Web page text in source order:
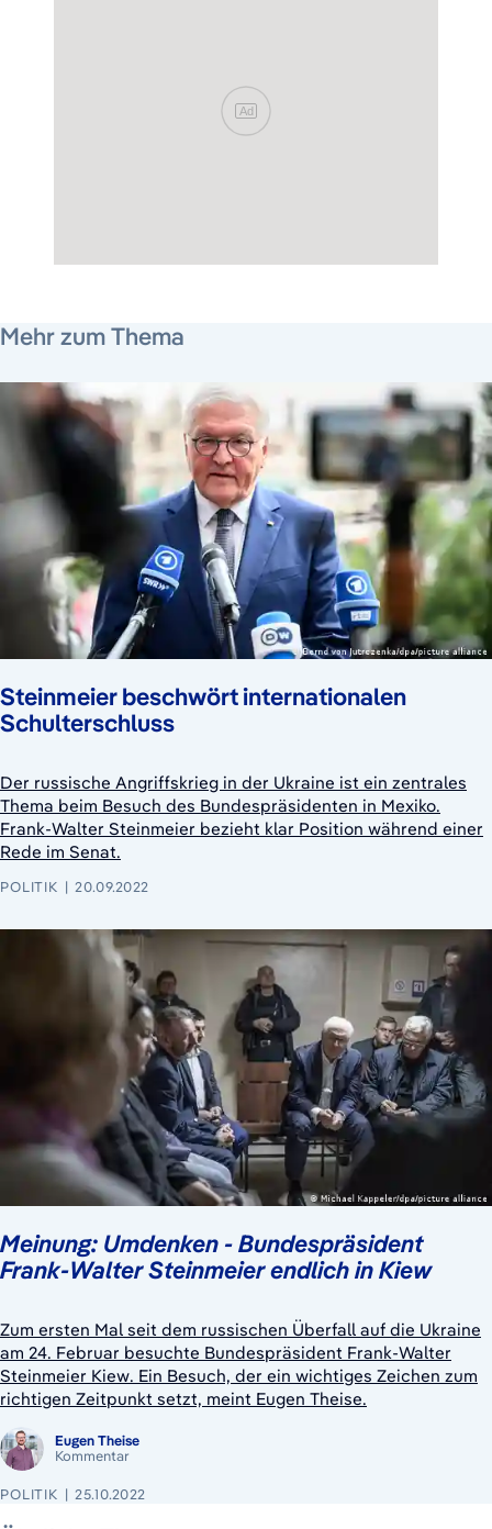
Ad
Mehr zum Thema
Steinmeier beschwört internationalen
Schulterschluss
Der russische Angriffskrieg in der Ukraine ist ein zentrales
Thema beim Besuch des Bundespräsidenten in Mexiko.
Frank-Walter Steinmeier bezieht klar Position während einer
Rede im Senat.
POLITIK 20.09.2022
20. September 2022
Meinung: Umdenken - Bundespräsident
Frank-Walter Steinmeier endlich in Kiew
Zum ersten Mal seit dem russischen Überfall auf die Ukraine
am 24. Februar besuchte Bundespräsident Frank-Walter
Steinmeier Kiew. Ein Besuch, der ein wichtiges Zeichen zum
richtigen Zeitpunkt setzt, meint Eugen Theise.
Eugen Theise
Kommentar
POLITIK 25.10.2022
25. Oktober 2022